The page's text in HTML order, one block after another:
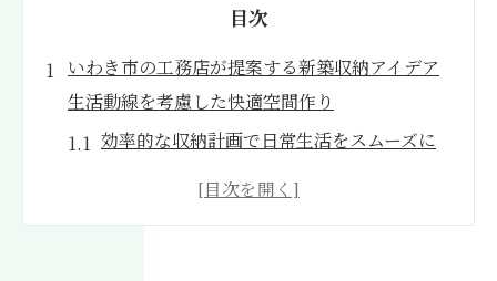
目次
いわき市の工務店が提案する新築収納アイデア
生活動線を考慮した快適空間作り
効率的な収納計画で日常生活をスムーズに
生活動線に合わせた収納スペースの配置